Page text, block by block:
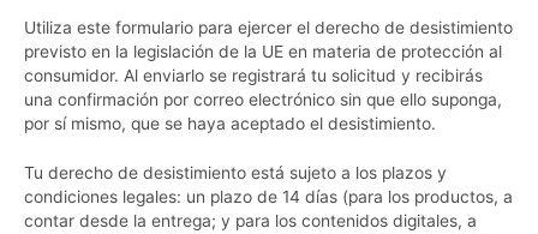
Utiliza este formulario para ejercer el derecho de desistimiento
previsto en la legislación de la UE en materia de protección al
consumidor. Al enviarlo se registrará tu solicitud y recibirás
una confirmación por correo electrónico sin que ello suponga,
por sí mismo, que se haya aceptado el desistimiento.
Tu derecho de desistimiento está sujeto a los plazos y
condiciones legales: un plazo de 14 días (para los productos, a
contar desde la entrega; y para los contenidos digitales, a